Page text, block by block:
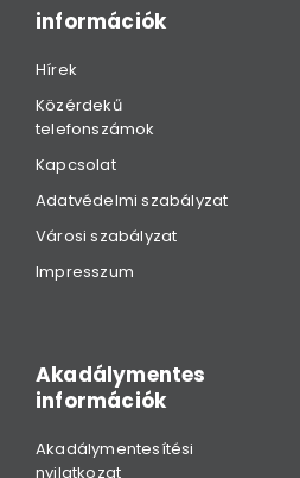
információk
Hírek
Közérdekű
telefonszámok
Kapcsolat
Adatvédelmi szabályzat
Városi szabályzat
Impresszum
Akadálymentes
információk
Akadálymentesítési
nyilatkozat